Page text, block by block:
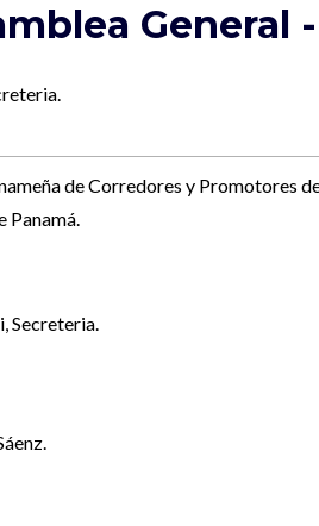
General
de Corredores y Promotores
Panamá.
Secreteria.